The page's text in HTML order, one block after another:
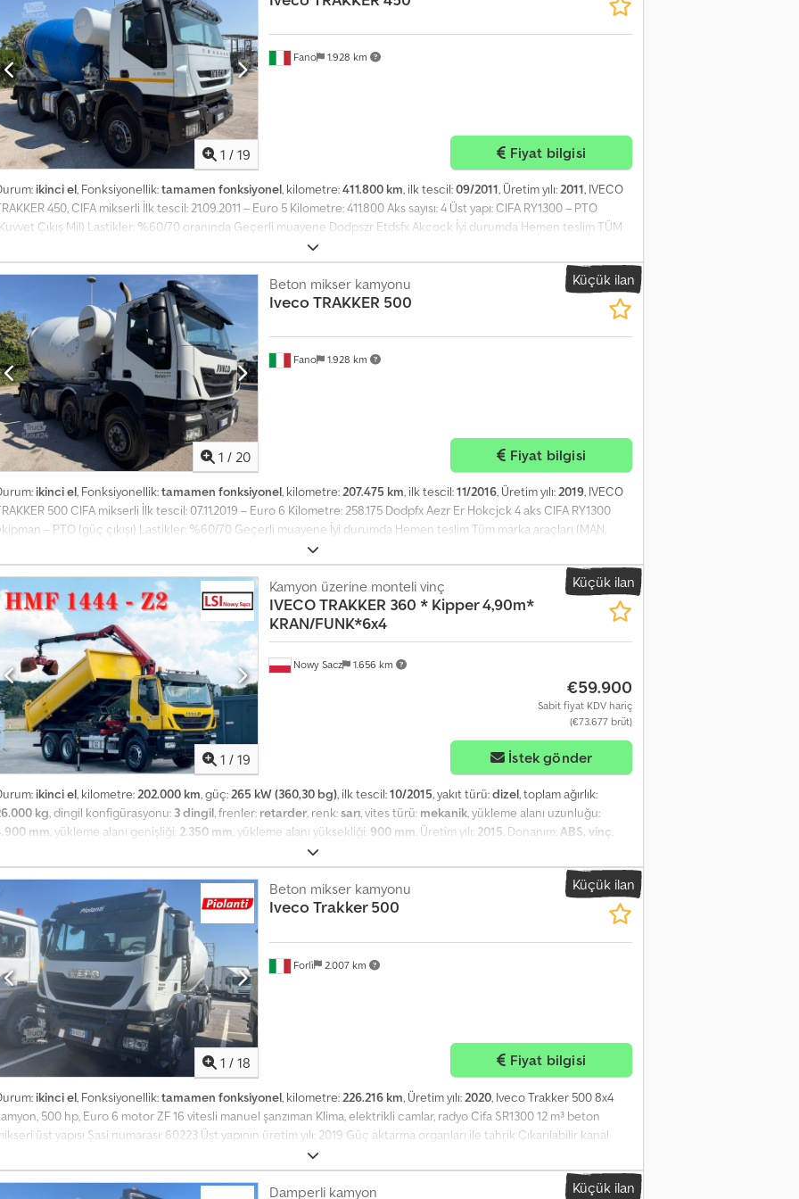
1 / 19
Fano 1.928 km
Fiyat bilgisi
ikinci el, Fonksiyonellik:tamamen fonksiyonel, kilometre:411.800 km, ilk tescil:09/2011, Üretim yılı:2011, IVECO
450, CIFA mikserli İlk tescil: 21.09.2011 – Euro 5 Kilometre: 411.800 Aks sayısı: 4 Üst yapı: CIFA RY1300 – PTO
Çıkış Mil) Lastikler: %60/70 oranında Geçerli muayene Dodpszr Etdsfx Akcock İyi durumda Hemen teslim TÜM
MARKALARDAN (MAN, MERCEDES, DAF, RENAULT, VOLVO, SCANIA), CIFA, SERMAC, PUTZMEISTER ekipmanlı araçlar ve
FIAT HITACHI, KOMATSU gibi iş makineleri TAKASA DEĞERLENDİRİLİR.
Küçük ilan
1 / 20
Fano 1.928 km
Beton mikser kamyonu
IvecoTRAKKER 500
Fiyat bilgisi
ikinci el, Fonksiyonellik:tamamen fonksiyonel, kilometre:207.475 km, ilk tescil:11/2016, Üretim yılı:2019, IVECO
500 CIFA mikserli İlk tescil: 07.11.2019 – Euro 6 Kilometre: 258.175 Dodpfx Aezr Er Hokcjck 4 aks CIFA RY1300
– PTO (güç çıkışı) Lastikler: %60/70 Geçerli muayene İyi durumda Hemen teslim Tüm marka araçları (MAN,
MERCEDES, DAF, RENAULT, VOLVO, SCANIA) CIFA, SERMAC, PUTZMEISTER ekipmanlı ya da CATERPILLAR, FIAT HITACHI,
iş makineleriyle takas değerlendiriyoruz.
Küçük ilan
1 / 19
Nowy Sacz 1.656 km
Kamyon üzerine monteli vinç
IVECOTRAKKER 360 * Kipper 4,90m*
KRAN/FUNK*6x4
€59.900
Sabit fiyat KDV hariç
(€73.677 brüt)
İstek gönder
ikinci el, kilometre:202.000 km, güç:265 kW (360,30 bg), ilk tescil:10/2015, yakıt türü:dizel, toplam ağırlık:
kg, dingil konfigürasyonu: 3 dingil, frenler: retarder, renk:sarı, vites türü: mekanik, yükleme alanı uzunluğu:
mm, yükleme alanı genişliği: 2.350 mm, yükleme alanı yüksekliği: 900 mm, Üretim yılı: 2015, Donanım: ABS, vinç,
Iveco TRAKKER 360 / 6x4 Kipper 4,90 m + Kran + Funkfernsteuerung Importiert / Unfallfrei Dedszpc U Tspfx Akcock In
gutem Zustand! • Baujahr: 2015 • Laufleistung: 202.000 km AUSSTATTUNG: • ABS • Elektrische Fensterheber •
Servolenkung • Motorbremse • Tachograph • Klimaanlage KIPPER: 490 x 235 x 90 cm (L x B x H) Nutzlast: 11.000 kg
26.000 kg Radstand: 380/138 cm Reifengröße: 13R22,5 Blattfederung an beiden Achsen Kran: HMF 1444
Z2 + Funkfernsteuerung TEL: Kuba – Polnisch, Englisch, Deutsch, Italienisch Sebastian – Polnisch, Deutsch,
????? Laszlo – Ungarisch Costel – Rumänisch (Română - Wir erledigen alle Exportformalitäten inkl.
Radek – ?????
Küçük ilan
1 / 18
Forlì 2.007 km
Beton mikser kamyonu
IvecoTrakker 500
Fiyat bilgisi
ikinci el, Fonksiyonellik:tamamen fonksiyonel, kilometre: 226.216 km, Üretim yılı: 2020, Iveco Trakker 500 8x4
500 hp, Euro 6 motor ZF 16 vitesli manuel şanzıman Klima, elektrikli camlar, radyo Cifa SR1300 12 m³ beton
üst yapısı Şasi numarası: 60223 Üst yapının üretim yılı: 2019 Güç aktarma organları ile tahrik Çıkarılabilir kanal
Azami yüklü ağırlık: 40 ton Lastikler: 1. %50, 2. %50, 3. %50, 4. %50 Dedpfozr Irvox Akcsck Kilometre: 226216 İlk tescil: 12-
2020
Küçük ilan
Damperli kamyon